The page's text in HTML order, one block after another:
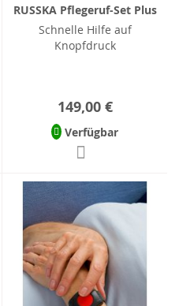
RUSSKA Pflegeruf-Set Plus
Schnelle Hilfe auf
Knopfdruck
149,00 €
Verfügbar